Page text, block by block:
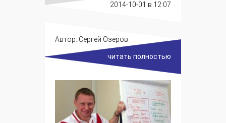
2014-10-01 в 12:07
Автор: Сергей Озеров
читать полностью